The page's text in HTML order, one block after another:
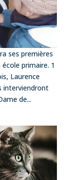
ses premières
primaire. 1
Laurence
interviendront
de...